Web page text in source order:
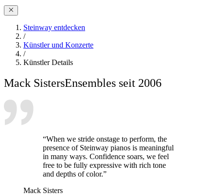
Steinway entdecken
/
Künstler und Konzerte
/
Künstler Details
Mack SistersEnsembles seit 2006
“When we stride onstage to perform, the
presence of Steinway pianos is meaningful
in many ways. Confidence soars, we feel
free to be fully expressive with rich tone
and depths of color.”
Mack Sisters